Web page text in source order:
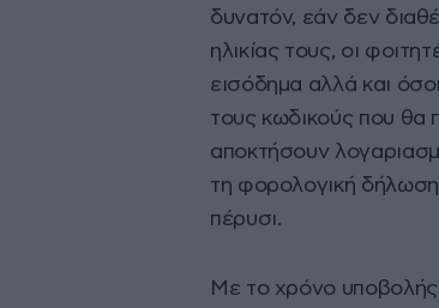
δυνατόν, εάν δεν
ηλικίας τους, οι
εισόδημα αλλά και
τους κωδικούς που θα
αποκτήσουν
τη φορολογική
πέρυσι.
Με το χρόνο